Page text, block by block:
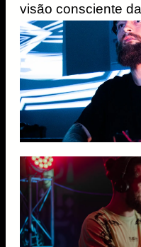
visão consciente